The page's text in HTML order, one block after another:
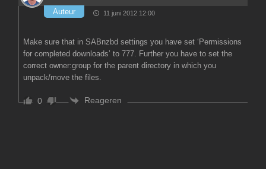
Auteur 11 juni 2012 12:00
Make sure that in SABnzbd settings you have set ‘Permissions
for completed downloads’ to 777. Further you have to set the
correct owner:group for the parent directory in which you
unpack/move the files.
0 Reageren